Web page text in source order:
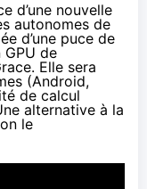
d’une nouvelle
autonomes de
d’une puce de
de
Elle sera
(Android,
de calcul
alternative à la
le